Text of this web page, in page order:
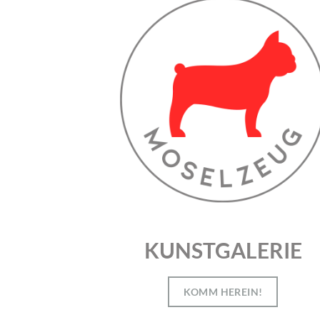
KUNSTGALERIE
KOMM HEREIN!